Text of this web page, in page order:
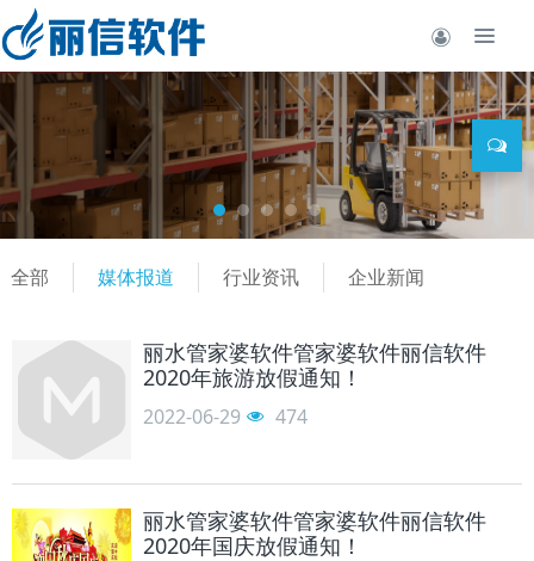
全部 媒体报道 行业资讯 企业新闻
丽水管家婆软件管家婆软件丽信软件
2020年旅游放假通知！
2022-06-29 474
丽水管家婆软件管家婆软件丽信软件
2020年国庆放假通知！